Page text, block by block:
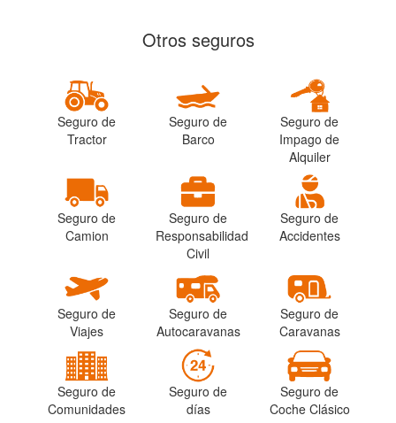
Otros seguros
Seguro de
Tractor
Seguro de
Barco
Seguro de
Impago de
Alquiler
Seguro de
Camion
Seguro de
Responsabilidad
Civil
Seguro de
Accidentes
Seguro de
Viajes
Seguro de
Autocaravanas
Seguro de
Caravanas
Seguro de
Comunidades
Seguro de
días
Seguro de
Coche Clásico